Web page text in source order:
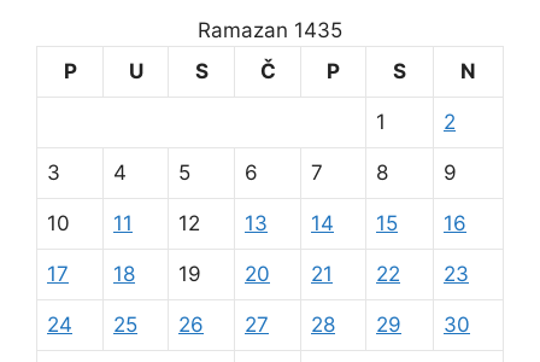
Ramazan 1435
P
U S Č P S N
1 2
3 4 5 6 7 8 9
10 11 12 13 14 15 16
17 18 19 20 21 22 23
24 25 26 27 28 29 30